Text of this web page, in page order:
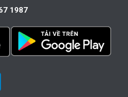
1987